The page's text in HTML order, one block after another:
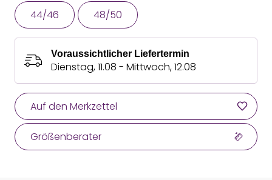
44/46 48/50
Voraussichtlicher Liefertermin
Dienstag, 11.08 - Mittwoch, 12.08
Auf den Merkzettel
Größenberater